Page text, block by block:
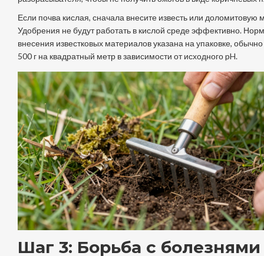
Если почва кислая, сначала внесите известь или доломитовую
Удобрения не будут работать в кислой среде эффективно.
внесения известковых материалов указана на упаковке,
500 г на квадратный метр в зависимости от исходного pH.
Шаг 3: Борьба с